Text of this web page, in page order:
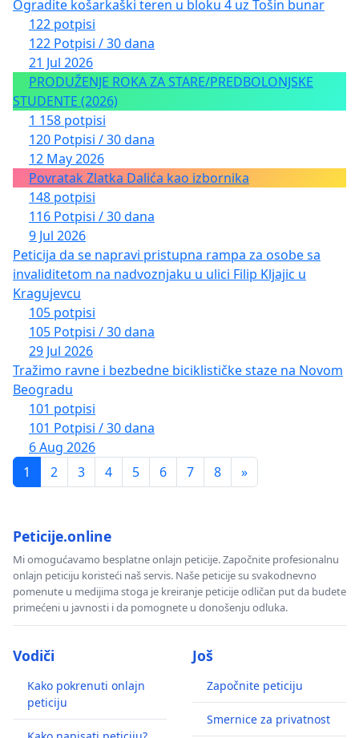
Ogradite košarkaški teren u bloku 4 uz Tošin bunar
122 potpisi
122 Potpisi / 30 dana
21 Jul 2026
PRODUŽENJE ROKA ZA STARE/PREDBOLONJSKE
STUDENTE (2026)
1 158 potpisi
120 Potpisi / 30 dana
12 May 2026
Povratak Zlatka Dalića kao izbornika
148 potpisi
116 Potpisi / 30 dana
9 Jul 2026
Peticija da se napravi pristupna rampa za osobe sa
invaliditetom na nadvoznjaku u ulici Filip Kljajic u
Kragujevcu
105 potpisi
105 Potpisi / 30 dana
29 Jul 2026
Tražimo ravne i bezbedne biciklističke staze na Novom
Beogradu
101 potpisi
101 Potpisi / 30 dana
6 Aug 2026
1
2 3 4 5 6 7 8 »
Peticije.online
Mi omogućavamo besplatne onlajn peticije. Započnite profesionalnu
onlajn peticiju koristeći naš servis. Naše peticije su svakodnevno
pomenute u medijima stoga je kreiranje peticije odličan put da budete
primećeni u javnosti i da pomognete u donošenju odluka.
Vodiči
Kako pokrenuti onlajn
peticiju
Još
Započnite peticiju
Smernice za privatnost